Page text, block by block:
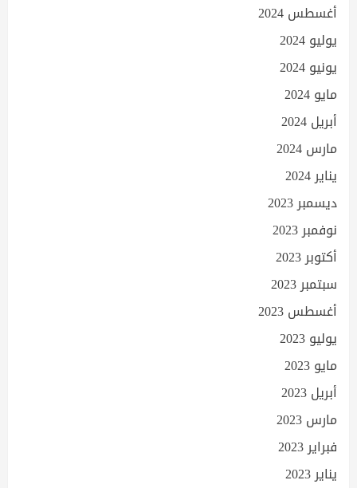
أغسطس 2024
يوليو 2024
يونيو 2024
مايو 2024
أبريل 2024
مارس 2024
يناير 2024
ديسمبر 2023
نوفمبر 2023
أكتوبر 2023
سبتمبر 2023
أغسطس 2023
يوليو 2023
مايو 2023
أبريل 2023
مارس 2023
فبراير 2023
يناير 2023